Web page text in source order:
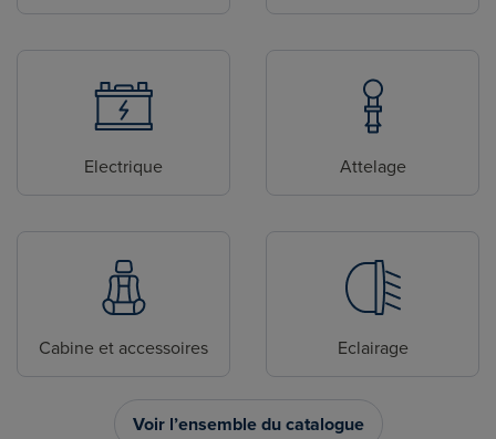
Electrique Attelage
Cabine et accessoires Eclairage
Voir l’ensemble du catalogue